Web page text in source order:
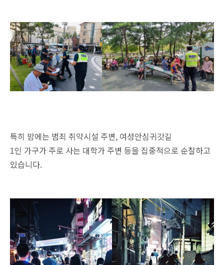
특히 밤에는 범죄 취약시설 주변, 여성안심귀갓길
1인 가구가 주로 사는 대학가 주변 등을 집중적으로 순찰하고
있습니다.